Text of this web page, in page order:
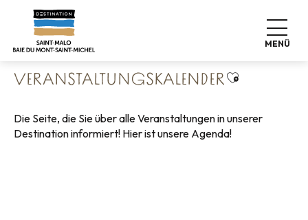
contenu
MENÜ
Startseite
Veranstaltungskalender
VERANSTALTUNGSKALENDERAjouter aux
Die Seite, die Sie über alle Veranstaltungen in unserer
Destination informiert! Hier ist unsere Agenda!